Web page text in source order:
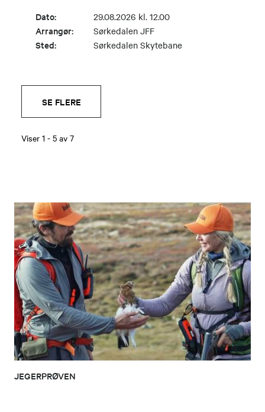
Dato: 29.08.2026 kl. 12.00
Arrangør: Sørkedalen JFF
Sted: Sørkedalen Skytebane
SE FLERE
Viser 1 - 5 av 7
JEGERPRØVEN